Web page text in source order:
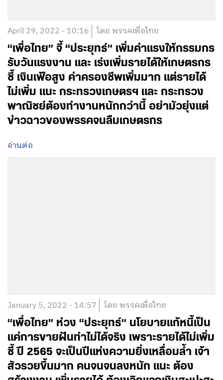
April 29, 2022 - 10:16 โดย พรรคเพื่อไทย
“เพื่อไทย” จี้ “ประยุทธ์” เพิ่มค่าแรงให้กรรมกร
รับวันแรงงาน และ เร่งเพิ่มรายได้ให้เกษตรกร
ชี้ เงินเฟ้อสูง ค่าครองชีพเพิ่มมาก แต่รายได้
ไม่เพิ่ม แนะ กระทรวงเกษตรฯ และ กระทรวง
พาณิชย์ต้องทำงานหนักกว่านี้ อย่ามัวยุ่งแต่
ข่าวฉาวของพรรคจนลืมเกษตรกร
อ่านต่อ
January 5, 2022 - 14:57 โดย พรรคเพื่อไทย
“เพื่อไทย” ห่วง “ประยุทธ์” นโยบายแก้หนี้เป็น
แค่การขายฝันทำไม่ได้จริง เพราะรายได้ไม่เพิ่ม
ชี้ ปี 2565 จะเป็นปีแห่งความยิ่งเหลื่อมล้ำ เจ้า
สัวรวยขึ้นมาก คนจนจนลงหนัก แนะ ต้อง